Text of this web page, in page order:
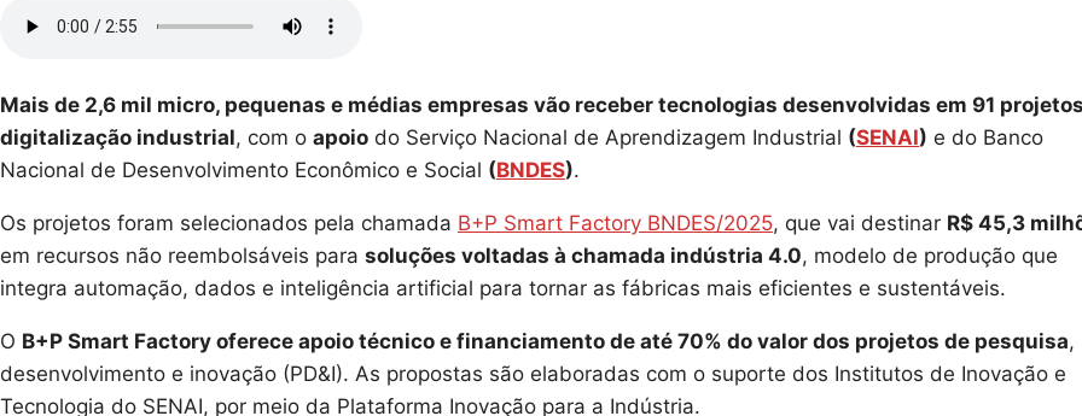
Mais de 2,6 mil micro, pequenas e médias empresas vão receber tecnologias desenvolvidas em 91
digitalização industrial, com o apoio do Serviço Nacional de Aprendizagem Industrial (SENAI) e do Banco
Nacional de Desenvolvimento Econômico e Social (BNDES).
Os projetos foram selecionados pela chamada B+P Smart Factory BNDES/2025, que vai destinar R$ 45,3
em recursos não reembolsáveis para soluções voltadas à chamada indústria 4.0, modelo de produção que
integra automação, dados e inteligência artificial para tornar as fábricas mais eficientes e sustentáveis.
O B+P Smart Factory oferece apoio técnico e financiamento de até 70% do valor dos projetos de pesquisa,
desenvolvimento e inovação (PD&I). As propostas são elaboradas com o suporte dos Institutos de Inovação e
Tecnologia do SENAI, por meio da Plataforma Inovação para a Indústria.